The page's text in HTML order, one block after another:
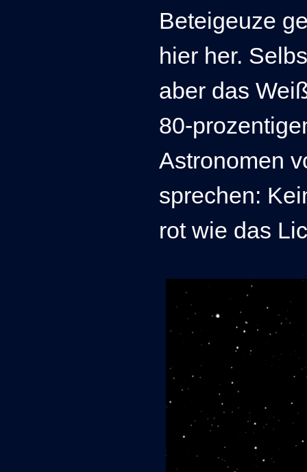
Beteigeuze
hier her.
aber das
80-
Astronomen
sprechen:
rot wie das